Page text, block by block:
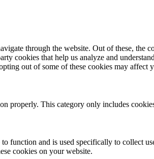
through the website. Out of these, the
cookies that help us analyze and
out of some of these cookies may affect
properly. This category only includes
function and is used specifically to collect
cookies on your website.